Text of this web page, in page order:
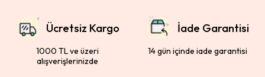
Ücretsiz Kargo
1000 TL ve üzeri
alışverişlerinizde
İade Garantisi
14 gün içinde iade garantisi